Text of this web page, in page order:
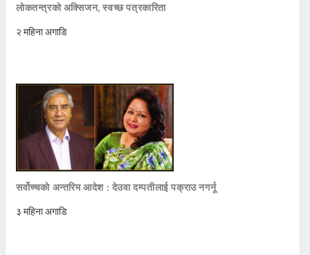
लोकतन्त्रको अक्सिजन, स्वच्छ पत्रकारिता
२ महिना अगाडि
सर्वोच्चको अन्तरिम आदेश : देउवा दम्पतीलाई पक्राउ नगर्नू
३ महिना अगाडि